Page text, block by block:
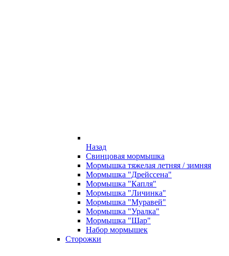
Назад
Свинцовая мормышка
Мормышка тяжелая летняя / зимняя
Мормышка "Дрейссена"
Мормышка "Капля"
Мормышка "Личинка"
Мормышка "Муравей"
Мормышка "Уралка"
Мормышка "Шар"
Набор мормышек
Сторожки